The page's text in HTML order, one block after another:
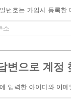
번호는 가입시 등록
변으로 계정
입력한 아이디와 이